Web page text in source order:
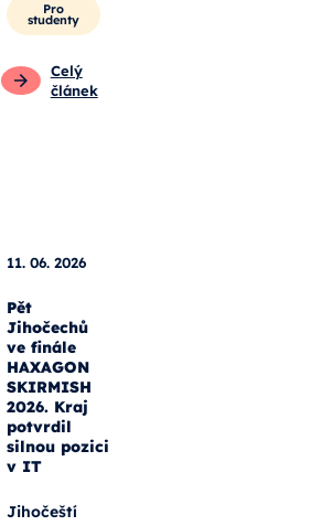
Pro
studenty
Celý
článek
11. 06. 2026
Pět
Jihočechů
ve finále
HAXAGON
SKIRMISH
2026. Kraj
potvrdil
silnou pozici
v IT
Jihočeští